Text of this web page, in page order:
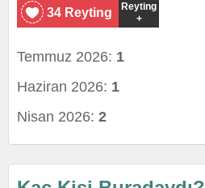
34 Reyting
Reyting
+
Temmuz 2026: 1
Haziran 2026: 1
Nisan 2026: 2